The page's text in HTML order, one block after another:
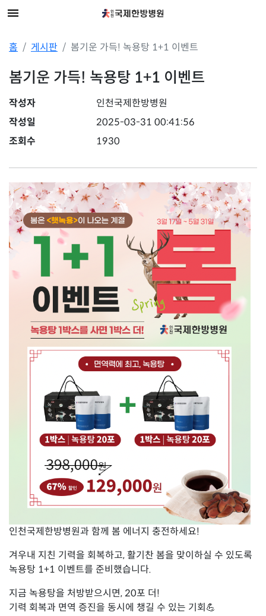
홈 게시판 봄기운 가득! 녹용탕 1+1 이벤트
봄기운 가득! 녹용탕 1+1 이벤트
작성자
인천국제한방병원
작성일
2025-03-31 00:41:56
조회수
1930
인천국제한방병원과 함께 봄 에너지 충전하세요!
겨우내 지친 기력을 회복하고, 활기찬 봄을 맞이하실 수 있도록
녹용탕 1+1 이벤트를 준비했습니다.
지금 녹용탕을 처방받으시면, 20포 더!
기력 회복과 면역 증진을 동시에 챙길 수 있는 기회💪